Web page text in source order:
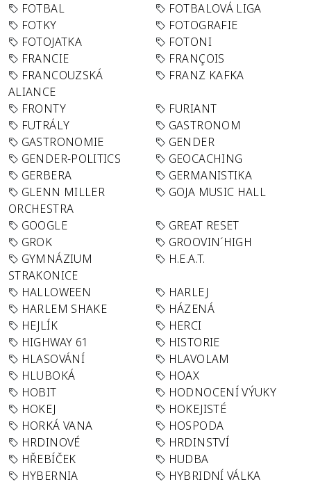
FOTBAL
FOTBALOVÁ LIGA
FOTKY
FOTOGRAFIE
FOTOJATKA
FOTONI
FRANCIE
FRANÇOIS
FRANCOUZSKÁ
ALIANCE
FRANZ KAFKA
FRONTY
FURIANT
FUTRÁLY
GASTRONOM
GASTRONOMIE
GENDER
GENDER-POLITICS
GEOCACHING
GERBERA
GERMANISTIKA
GLENN MILLER
ORCHESTRA
GOJA MUSIC HALL
GOOGLE
GREAT RESET
GROK
GROOVIN´HIGH
GYMNÁZIUM
STRAKONICE
H.E.A.T.
HALLOWEEN
HARLEJ
HARLEM SHAKE
HÁZENÁ
HEJLÍK
HERCI
HIGHWAY 61
HISTORIE
HLASOVÁNÍ
HLAVOLAM
HLUBOKÁ
HOAX
HOBIT
HODNOCENÍ VÝUKY
HOKEJ
HOKEJISTÉ
HORKÁ VANA
HOSPODA
HRDINOVÉ
HRDINSTVÍ
HŘEBÍČEK
HUDBA
HYBERNIA
HYBRIDNÍ VÁLKA